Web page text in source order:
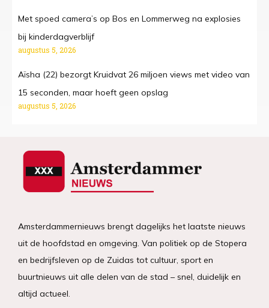
Met spoed camera’s op Bos en Lommerweg na explosies
bij kinderdagverblijf
augustus 5, 2026
Aïsha (22) bezorgt Kruidvat 26 miljoen views met video van
15 seconden, maar hoeft geen opslag
augustus 5, 2026
Amsterdammernieuws brengt dagelijks het laatste nieuws
uit de hoofdstad en omgeving. Van politiek op de Stopera
en bedrijfsleven op de Zuidas tot cultuur, sport en
buurtnieuws uit alle delen van de stad – snel, duidelijk en
altijd actueel.